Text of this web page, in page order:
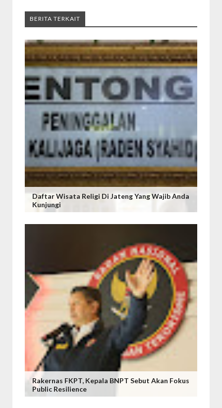
BERITA TERKAIT
Daftar Wisata Religi Di Jateng Yang Wajib Anda
Kunjungi
Rakernas FKPT, Kepala BNPT Sebut Akan Fokus
Public Resilience